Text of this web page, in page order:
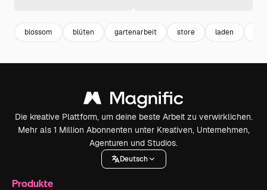
blossom blüten gartenarbeit store laden
Die kreative Plattform, um deine beste Arbeit zu verwirklichen.
Mehr als 1 Million Abonnenten unter Kreativen, Unternehmen,
Agenturen und Studios.
Deutsch
Produkte